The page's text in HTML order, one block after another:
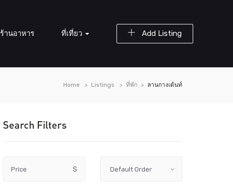
Add Listing
ร้านอาหาร ที่เที่ยว
Home Listings ที่พัก ลานกางเต้นท์
Search Filters
Price $